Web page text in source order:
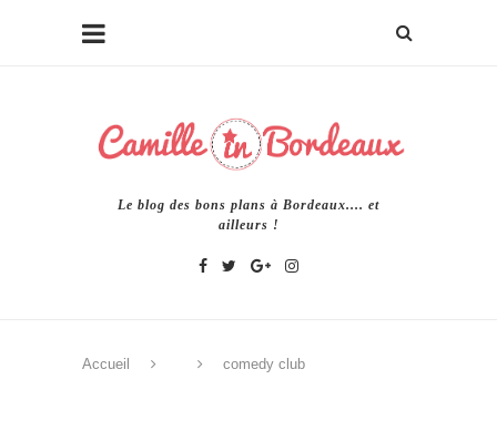
Le blog des bons plans à Bordeaux.... et
ailleurs !
Accueil comedy club